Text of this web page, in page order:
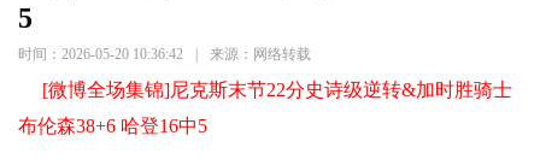
5
时间：2026-05-20 10:36:42 来源：网络转载
[微博全场集锦]尼克斯末节22分史诗级逆转&加时胜骑士
布伦森38+6 哈登16中5